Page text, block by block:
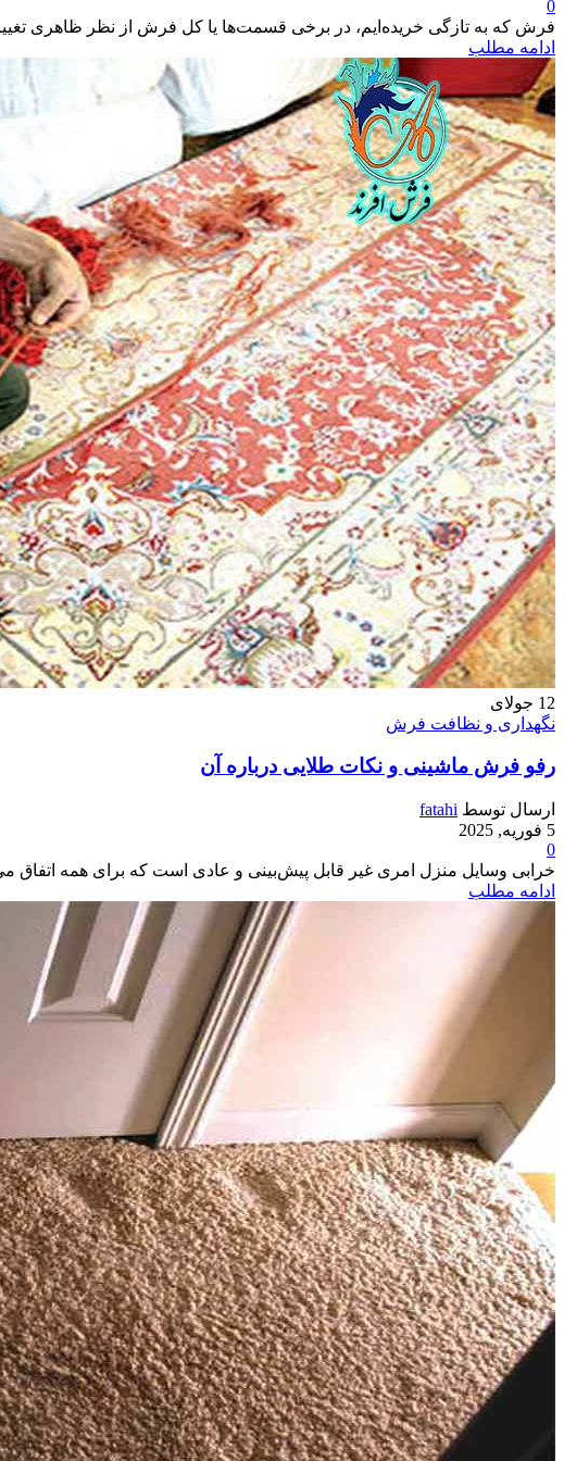
0
فرش که به تازگی خریده‌ایم، در برخی قسمت‌ها یا کل فرش از نظر ظاهری
ادامه مطلب
12 جولای
نگهداری و نظافت فرش
رفو فرش ماشینی و نکات طلایی درباره آن
ارسال توسط fatahi
5 فوریه, 2025
0
خرابی وسایل منزل امری غیر قابل پیش‌بینی و عادی است که برای همه اتفاق
ادامه مطلب